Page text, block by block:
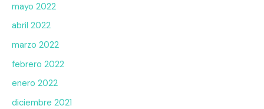
mayo 2022
abril 2022
marzo 2022
febrero 2022
enero 2022
diciembre 2021